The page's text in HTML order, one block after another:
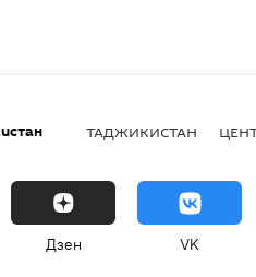
ТАДЖИКИСТАН
Дзен VK